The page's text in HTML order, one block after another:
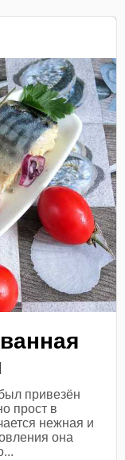
привезён
прост в
нежная и
она